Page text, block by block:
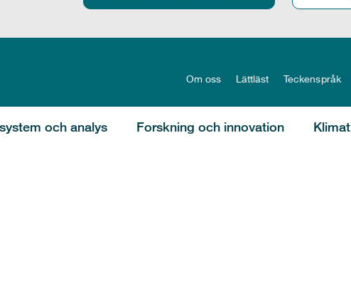
Om oss Lättläst Teckenspråk
och analys Forskning och innovation Klimat